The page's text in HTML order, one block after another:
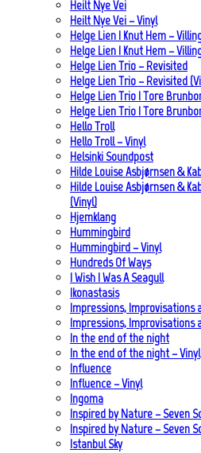
Heilt Nye Vei
Heilt Nye Vei – Vinyl
Helge Lien | Knut Hem –
Helge Lien | Knut Hem –
Helge Lien Trio – Revisited
Helge Lien Trio – Revisited
Helge Lien Trio | Tore
Helge Lien Trio | Tore
Hello Troll
Hello Troll – Vinyl
Helsinki Soundpost
Hilde Louise Asbjørnsen &
Hilde Louise Asbjørnsen &
(Vinyl)
Hjemklang
Hummingbird
Hummingbird – Vinyl
Hundreds Of Ways
I Wish I Was A Seagull
Ikonastasis
Impressions, Improvisations
Impressions, Improvisations
In the end of the night
In the end of the night – Vinyl
Influence
Influence – Vinyl
Ingoma
Inspired by Nature – Seven
Inspired by Nature – Seven
Istanbul Sky